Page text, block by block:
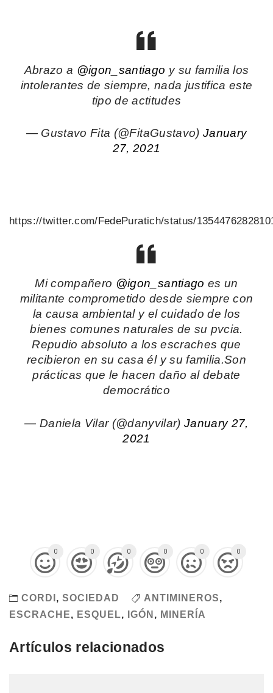
Abrazo a @igon_santiago y su familia los
intolerantes de siempre, nada justifica este
tipo de actitudes
— Gustavo Fita (@FitaGustavo) January
27, 2021
https://twitter.com/FedePuratich/status/
Mi compañero @igon_santiago es un
militante comprometido desde siempre con
la causa ambiental y el cuidado de los
bienes comunes naturales de su pvcia.
Repudio absoluto a los escraches que
recibieron en su casa él y su familia.Son
prácticas que le hacen daño al debate
democrático
— Daniela Vilar (@danyvilar)January 27,
2021
0 0 0 0 0 0
CORDI , SOCIEDAD ANTIMINEROS,
ESCRACHE, ESQUEL, IGÓN , MINERÍA
Artículos relacionados